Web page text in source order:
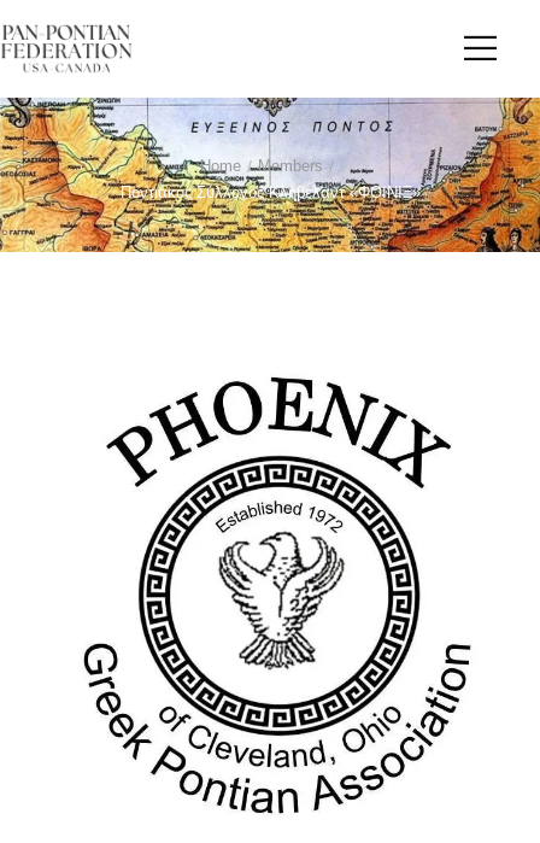
Home / Members /
Ποντιακός Σύλλογος Κλήβελαντ «ΦΟΙΝΙΞ»